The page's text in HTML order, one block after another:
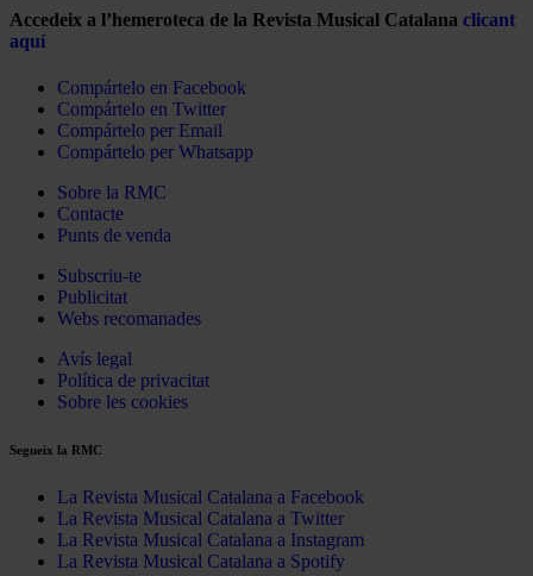
Accedeix a l’hemeroteca de la Revista Musical Catalana clicant
aquí
Compártelo en Facebook
Compártelo en Twitter
Compártelo per Email
Compártelo per Whatsapp
Sobre la RMC
Contacte
Punts de venda
Subscriu-te
Publicitat
Webs recomanades
Avís legal
Política de privacitat
Sobre les cookies
Segueix la RMC
La Revista Musical Catalana a Facebook
La Revista Musical Catalana a Twitter
La Revista Musical Catalana a Instagram
La Revista Musical Catalana a Spotify